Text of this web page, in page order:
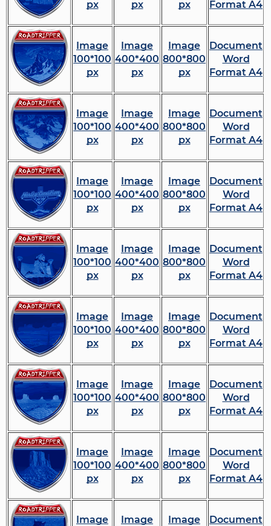
px px px Format A4
Image
100*100
px
Image
400*400
px
Image
800*800
px
Document
Word
Format A4
Image
100*100
px
Image
400*400
px
Image
800*800
px
Document
Word
Format A4
Image
100*100
px
Image
400*400
px
Image
800*800
px
Document
Word
Format A4
Image
100*100
px
Image
400*400
px
Image
800*800
px
Document
Word
Format A4
Image
100*100
px
Image
400*400
px
Image
800*800
px
Document
Word
Format A4
Image
100*100
px
Image
400*400
px
Image
800*800
px
Document
Word
Format A4
Image
100*100
px
Image
400*400
px
Image
800*800
px
Document
Word
Format A4
Image
Image
Image
Document